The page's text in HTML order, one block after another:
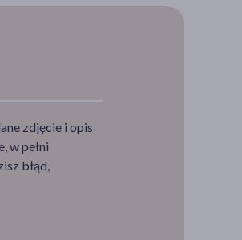
zdjęcie i opis
w pełni
błąd,